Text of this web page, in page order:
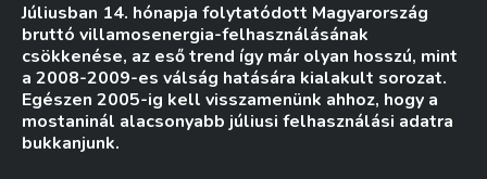
Júliusban 14. hónapja folytatódott Magyarország
bruttó villamosenergia-felhasználásának
csökkenése, az eső trend így már olyan hosszú, mint
a 2008-2009-es válság hatására kialakult sorozat.
Egészen 2005-ig kell visszamenünk ahhoz, hogy a
mostaninál alacsonyabb júliusi felhasználási adatra
bukkanjunk.